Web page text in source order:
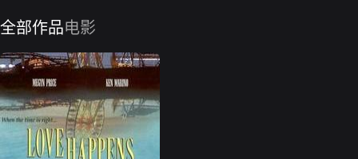
全部作品电影